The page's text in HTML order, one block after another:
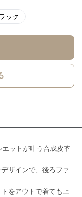
ック
ットが叶う合成皮革
ザインで、後ろファ
をアウトで着ても上